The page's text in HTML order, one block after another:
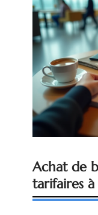
Achat de
tarifaires